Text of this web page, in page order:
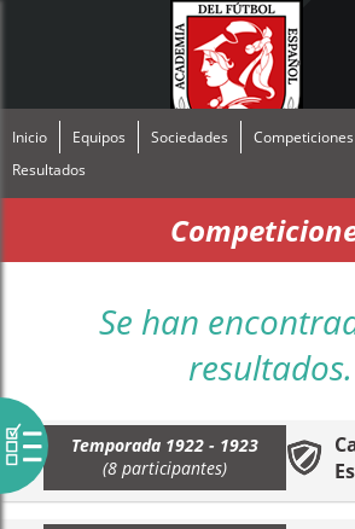
Inicio Equipos Sociedades Competiciones
Resultados
Se han
resultados.
Temporada 1922 - 1923
(8 participantes)